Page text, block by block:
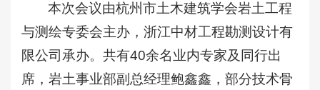
本次会议由杭州市土木建筑学会岩土工程
与测绘专委会主办，浙江中材工程勘测设计有
限公司承办。共有40余名业内专家及同行出
席，岩土事业部副总经理鲍鑫鑫，部分技术骨